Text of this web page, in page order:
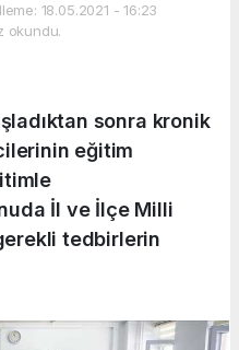
18.05.2021 - 16:23
okundu.
sonra kronik
eğitim
İl ve İlçe Milli
tedbirlerin